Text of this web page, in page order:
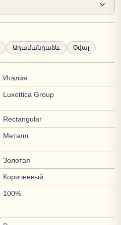
Ադամանդաձև Օվալ
Италия
Luxottica Group
Rectangular
Металл
Золотая
Коричневый
100%